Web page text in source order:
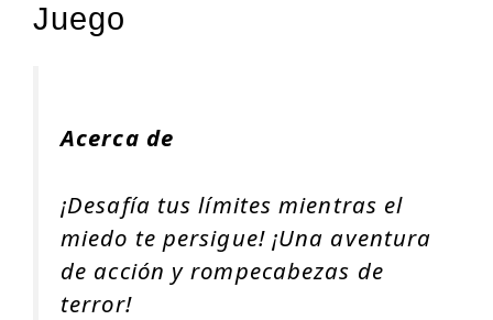
Juego
Acerca de
¡Desafía tus límites mientras el
miedo te persigue! ¡Una aventura
de acción y rompecabezas de
terror!